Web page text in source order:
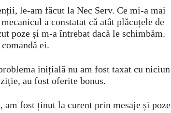
le-am făcut la Nec Serv. Ce mi-a mai
a constatat că atât plăcuțele de
poze și m-a întrebat dacă le schimbăm.
ei.
inițială nu am fost taxat cu niciun
au fost oferite bonus.
fost ținut la curent prin mesaje și poze